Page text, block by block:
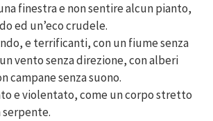
finestra e non sentire alcun pianto,
ed un’eco crudele.
e terrificanti, con un fiume senza
vento senza direzione, con alberi
campane senza suono.
e violentato, come un corpo stretto
serpente.